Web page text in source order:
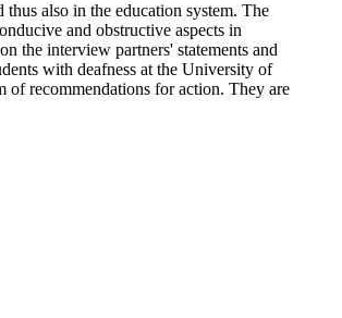
also in the education system. The
and obstructive aspects in
the interview partners' statements and
with deafness at the University of
of recommendations for action. They are